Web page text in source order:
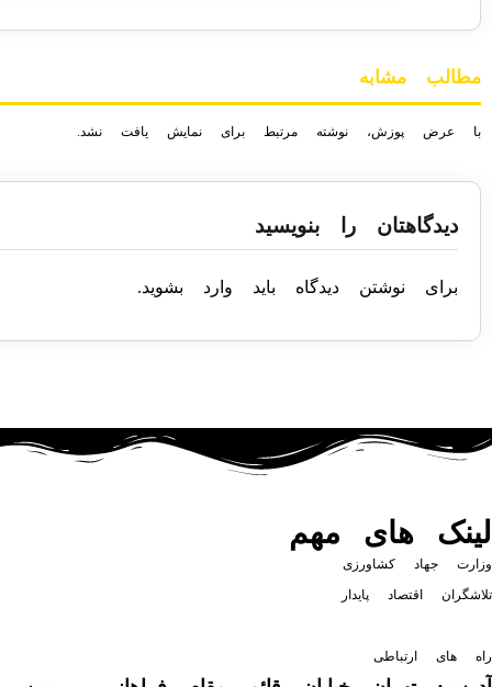
مطالب مشابه
با عرض پوزش، نوشته مرتبط برای نمایش یافت نشد.
دیدگاهتان را بنویسید
برای نوشتن دیدگاه باید وارد بشوید.
لینک های مهم
وزارت جهاد کشاورزی
تلاشگران اقتصاد پایدار
راه های ارتباطی